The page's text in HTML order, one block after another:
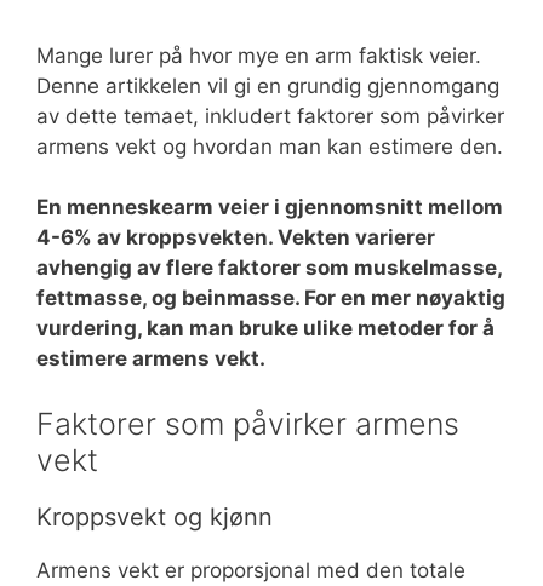
Mange lurer på hvor mye en arm faktisk veier.
Denne artikkelen vil gi en grundig gjennomgang
av dette temaet, inkludert faktorer som påvirker
armens vekt og hvordan man kan estimere den.
En menneskearm veier i gjennomsnitt mellom
4-6% av kroppsvekten. Vekten varierer
avhengig av flere faktorer som muskelmasse,
fettmasse, og beinmasse. For en mer nøyaktig
vurdering, kan man bruke ulike metoder for å
estimere armens vekt.
Faktorer som påvirker armens
vekt
Kroppsvekt og kjønn
Armens vekt er proporsjonal med den totale